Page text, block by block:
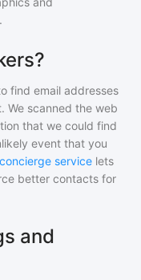
.
find email addresses
We scanned the web
that we could find
event that you
concierge service lets
better contacts for
and